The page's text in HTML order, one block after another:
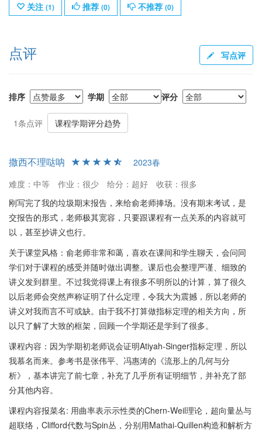
关注 (1) 推荐 (0) 不推荐 (0)
点评 写点评
排序 学期 评分
1条点评 课程学期评分趋势
撒西不理哒呐
2023春
难度：中等
作业：很少 给分：超好
收获：很多
刚写完了我的垃圾期末报告，来给俞老师捧场。没有期末考试，是
交报告的形式，老师极其宽容，只要跟课程有一点关系的内容就可
以，甚至抄讲义也行。
关于课堂风格：俞老师非常和蔼，喜欢在课间和学生聊天，会问同
学们对于课程的感受并随时做出调整。课后也会整理严谨、细致的
讲义发到群里。不过我觉得课上有很多不明所以的计算，算了很久
以后老师会突然声称证明了什么定理，令我大为震撼，所以老师的
讲义对我而言不可或缺。由于我不打算做指标定理的相关方向，所
以只了解了大致的框架，回顾一个学期还是学到了很多。
课程内容：因为学期初老师说会证明Atiyah-Singer指标定理，所以
我慕名而来。参考书是张伟平、冯惠涛的《流形上的几何与分
析》，基本讲完了前七章，补充了几乎所有证明细节，并补充了部
分其他内容。
课程内容报菜名: 用曲率表示示性类的Chern-Weil理论，超向量丛与
超联络，Clifford代数与Spin丛，分别用Mathai-Quillen构造和解析方